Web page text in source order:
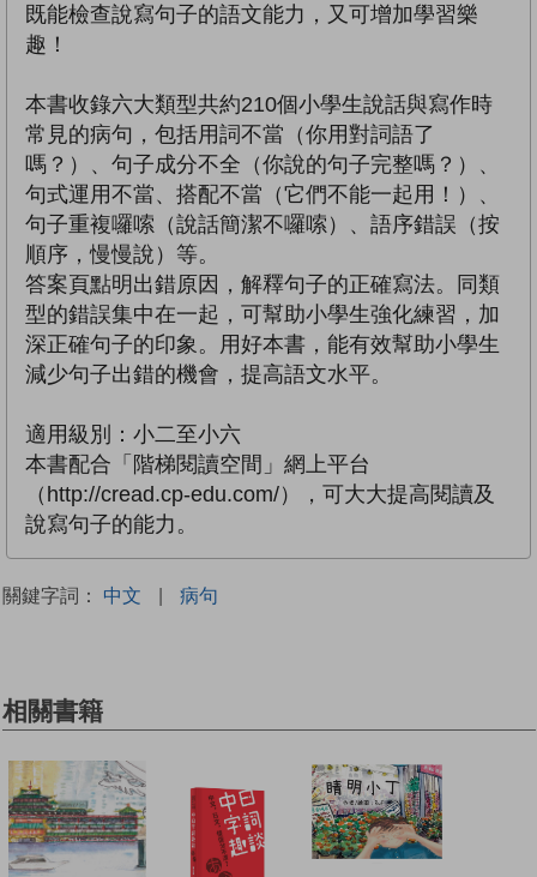
既能檢查說寫句子的語文能力，又可增加學習樂
趣！
本書收錄六大類型共約210個小學生說話與寫作時
常見的病句，包括用詞不當（你用對詞語了
嗎？）、句子成分不全（你說的句子完整嗎？）、
句式運用不當、搭配不當（它們不能一起用！）、
句子重複囉嗦（說話簡潔不囉嗦）、語序錯誤（按
順序，慢慢說）等。
答案頁點明出錯原因，解釋句子的正確寫法。同類
型的錯誤集中在一起，可幫助小學生強化練習，加
深正確句子的印象。用好本書，能有效幫助小學生
減少句子出錯的機會，提高語文水平。
適用級別：小二至小六
本書配合「階梯閱讀空間」網上平台
（http://cread.cp-edu.com/），可大大提高閱讀及
說寫句子的能力。
關鍵字詞： 中文 | 病句
相關書籍